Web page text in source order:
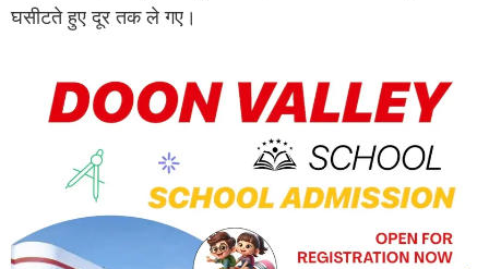
घसीटते हुए दूर तक ले गए।